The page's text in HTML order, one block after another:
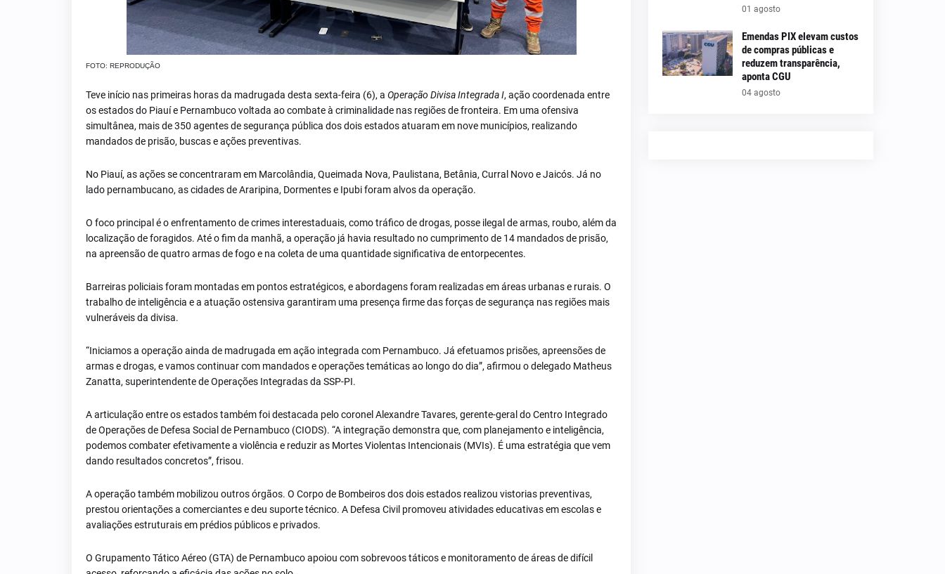
FOTO: REPRODUÇÃO
Teve início nas primeiras horas da madrugada desta sexta-feira (6), a Operação Divisa Integrada I, ação coordenada entre
os estados do Piauí e Pernambuco voltada ao combate à criminalidade nas regiões de fronteira. Em uma ofensiva
simultânea, mais de 350 agentes de segurança pública dos dois estados atuaram em nove municípios, realizando
mandados de prisão, buscas e ações preventivas.
No Piauí, as ações se concentraram em Marcolândia, Queimada Nova, Paulistana, Betânia, Curral Novo e Jaicós. Já no
lado pernambucano, as cidades de Araripina, Dormentes e Ipubi foram alvos da operação.
O foco principal é o enfrentamento de crimes interestaduais, como tráfico de drogas, posse ilegal de armas, roubo, além da
localização de foragidos. Até o fim da manhã, a operação já havia resultado no cumprimento de 14 mandados de prisão,
na apreensão de quatro armas de fogo e na coleta de uma quantidade significativa de entorpecentes.
Barreiras policiais foram montadas em pontos estratégicos, e abordagens foram realizadas em áreas urbanas e rurais. O
trabalho de inteligência e a atuação ostensiva garantiram uma presença firme das forças de segurança nas regiões mais
vulneráveis da divisa.
“Iniciamos a operação ainda de madrugada em ação integrada com Pernambuco. Já efetuamos prisões, apreensões de
armas e drogas, e vamos continuar com mandados e operações temáticas ao longo do dia”, afirmou o delegado Matheus
Zanatta, superintendente de Operações Integradas da SSP-PI.
A articulação entre os estados também foi destacada pelo coronel Alexandre Tavares, gerente-geral do Centro Integrado
de Operações de Defesa Social de Pernambuco (CIODS). “A integração demonstra que, com planejamento e inteligência,
podemos combater efetivamente a violência e reduzir as Mortes Violentas Intencionais (MVIs). É uma estratégia que vem
dando resultados concretos”, frisou.
A operação também mobilizou outros órgãos. O Corpo de Bombeiros dos dois estados realizou vistorias preventivas,
prestou orientações a comerciantes e deu suporte técnico. A Defesa Civil promoveu atividades educativas em escolas e
avaliações estruturais em prédios públicos e privados.
O Grupamento Tático Aéreo (GTA) de Pernambuco apoiou com sobrevoos táticos e monitoramento de áreas de difícil
01 agosto
Emendas PIX elevam custos
de compras públicas e
reduzem transparência,
aponta CGU
04 agosto